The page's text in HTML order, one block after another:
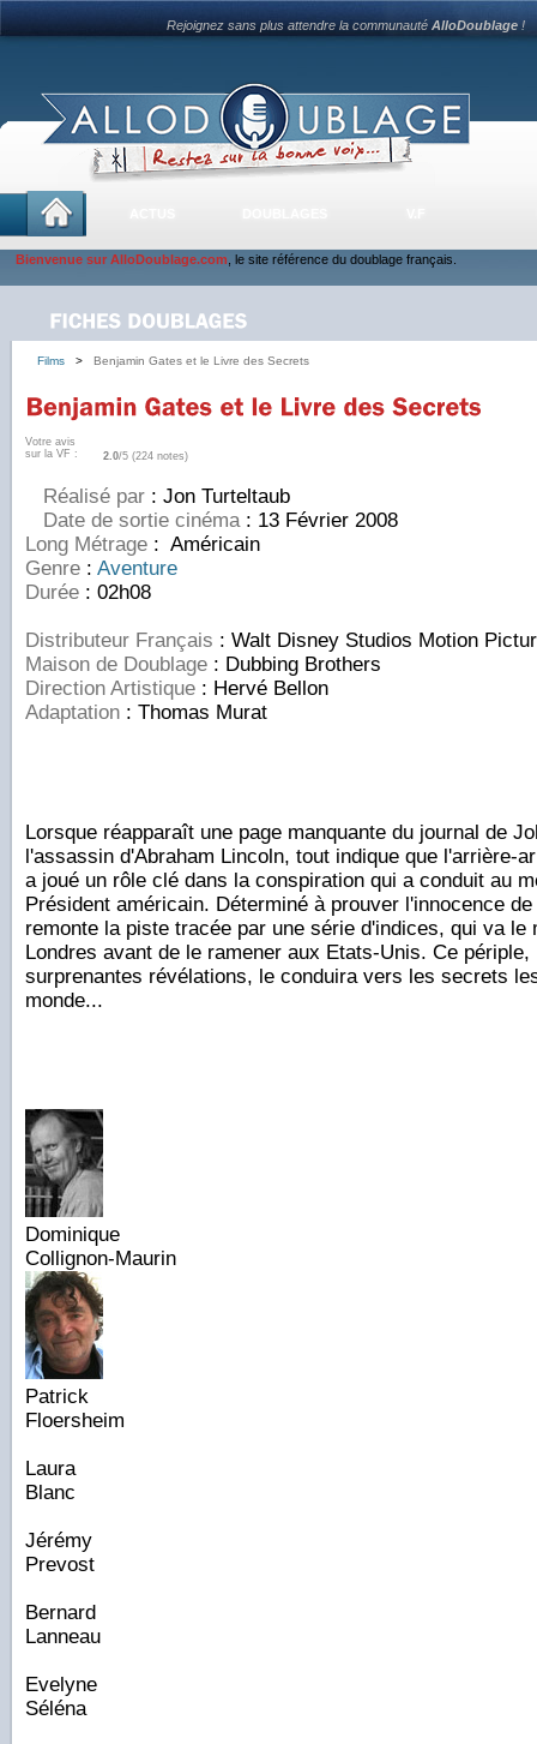
Rejoignez sans plus attendre la communautéAlloDoublage !
Bienvenue sur AlloDoublage.com , le site référence du doublage français.
Films > Benjamin Gates et le Livre des Secrets
Votre avis
sur la VF :
2.0/5 (224 notes)
Réalisé par : Jon Turteltaub
Date de sortie cinéma : 13 Février 2008
Long Métrage : Américain
Genre : Aventure
Durée : 02h08
Distributeur Français : Walt Disney Studios Motion
Maison de Doublage : Dubbing Brothers
Direction Artistique : Hervé Bellon
Adaptation : Thomas Murat
Lorsque réapparaît une page manquante du journal de
l'assassin d'Abraham Lincoln, tout indique que l'arrière-
a joué un rôle clé dans la conspiration qui a conduit au
Président américain. Déterminé à prouver l'innocence
remonte la piste tracée par une série d'indices, qui va le
Londres avant de le ramener aux Etats-Unis. Ce périple,
surprenantes révélations, le conduira vers les secrets
monde...
Dominique
Collignon-Maurin
Patrick
Floersheim
Laura
Blanc
Jérémy
Prevost
Bernard
Lanneau
Evelyne
Séléna